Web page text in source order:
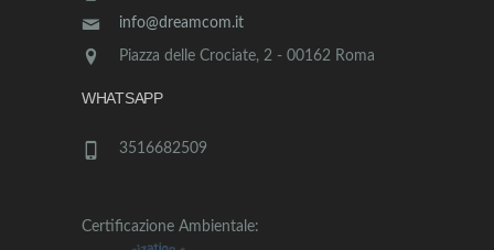
info@dreamcom.it
Piazza delle Crociate, 2 - 00162 Roma
WHATSAPP
3516682509
Certificazione Ambientale: